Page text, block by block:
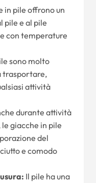
in pile offrono un
pile e al pile
con temperature
sono molto
trasportare,
attività
durante attività
giacche in pile
del
e comodo
Il pile ha una